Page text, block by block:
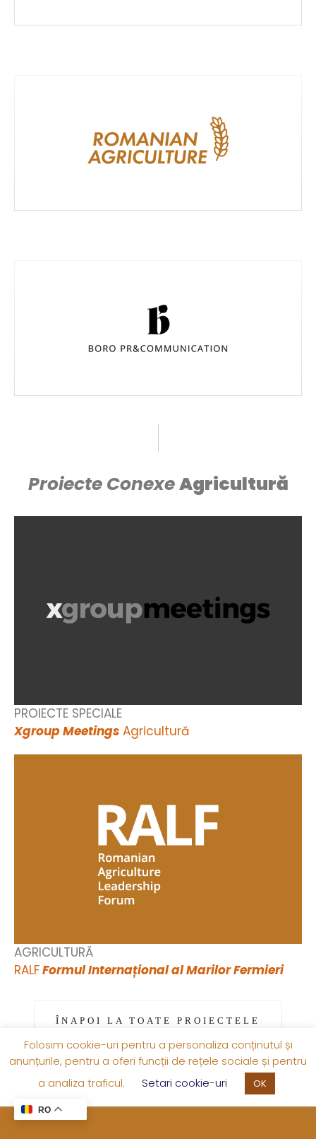
Proiecte ConexeAgricultură
PROIECTE SPECIALE
Xgroup Meetings Agricultură
AGRICULTURĂ
RALFFormul Internațional al Marilor Fermieri
ÎNAPOI LA TOATE PROIECTELE
Folosim cookie-uri pentru a personaliza conținutul și
anunțurile, pentru a oferi funcții de rețele sociale și pentru
a analiza traficul.
Setari cookie-uri OK
RO